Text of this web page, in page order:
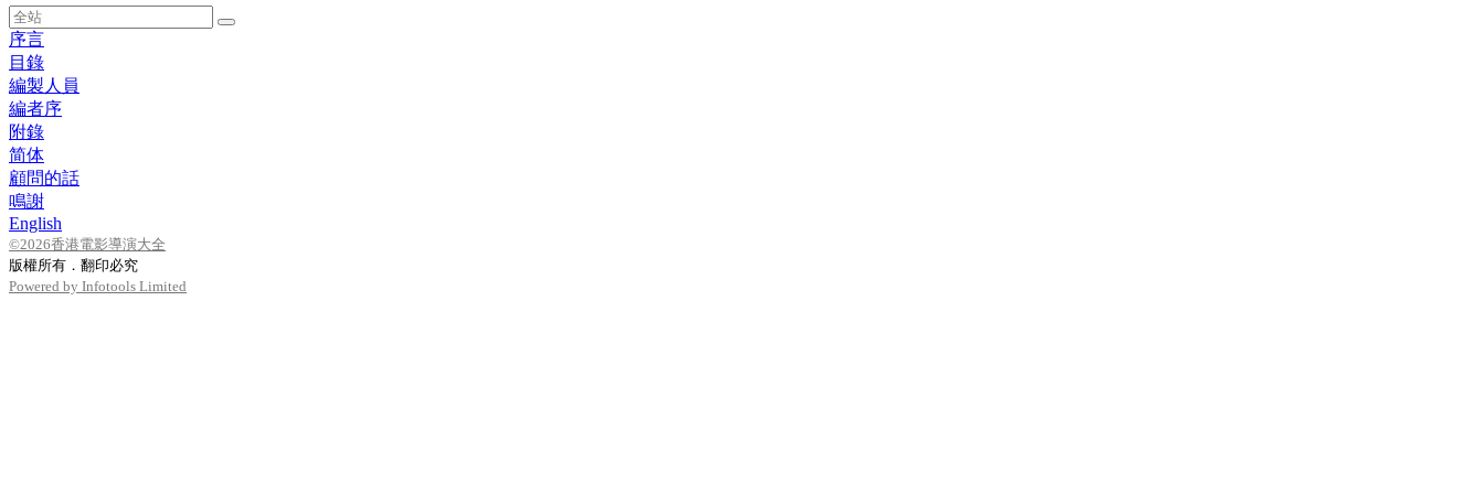
序言
目錄
編製人員
編者序
附錄
简体
顧問的話
鳴謝
English
©2026香港電影導演大全
版權所有．翻印必究
Powered by Infotools Limited